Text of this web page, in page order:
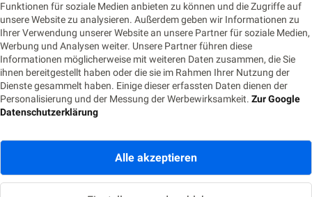
Funktionen für soziale Medien anbieten zu können und die Zugriffe auf
unsere Website zu analysieren. Außerdem geben wir Informationen zu
Ihrer Verwendung unserer Website an unsere Partner für soziale Medien,
Werbung und Analysen weiter. Unsere Partner führen diese
Informationen möglicherweise mit weiteren Daten zusammen, die Sie
ihnen bereitgestellt haben oder die sie im Rahmen Ihrer Nutzung der
Dienste gesammelt haben. Einige dieser erfassten Daten dienen der
Personalisierung und der Messung der Werbewirksamkeit. Zur Google
Datenschutzerklärung
Alle akzeptieren